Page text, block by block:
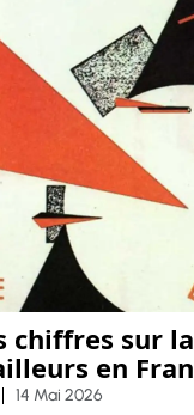
chiffres sur
en
14 Mai 2026